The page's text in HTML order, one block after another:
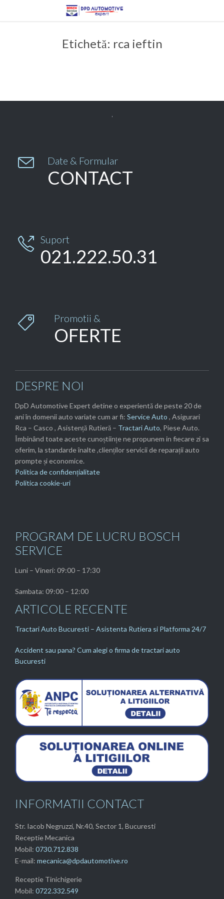
Etichetă: rca ieftin
 Date & Formular
CONTACT
 Suport
021.222.50.31
 Promotii &
OFERTE
DESPRE NOI
DpD Automotive Expert detine o experientă de peste 20 de
ani în domenii auto variate cum ar fi: Service Auto , Asigurari
Rca – Casco , Asistență Rutieră – Tractari Auto, Piese Auto.
Îmbinând toate aceste cunoștiințe ne propunem in fiecare zi sa
oferim, la standarde înalte ,clienților servicii de reparații auto
prompte și economice.
Politica de confidențialitate
Politica cookie-uri
PROGRAM DE LUCRU BOSCH
SERVICE
Luni – Vineri: 09:00 – 17:30
Sambata: 09:00 – 12:00
ARTICOLE RECENTE
Tractari Auto Bucuresti – Asistenta Rutiera si Platforma 24/7
Accident sau pana? Cum alegi o firma de tractari auto
Bucuresti
INFORMATII CONTACT
Str. Iacob Negruzzi, Nr.40, Sector 1, Bucuresti
Receptie Mecanica
Mobil: 0730.712.838
E-mail: mecanica@dpdautomotive.ro
Receptie Tinichigerie
Mobil: 0722.332.549